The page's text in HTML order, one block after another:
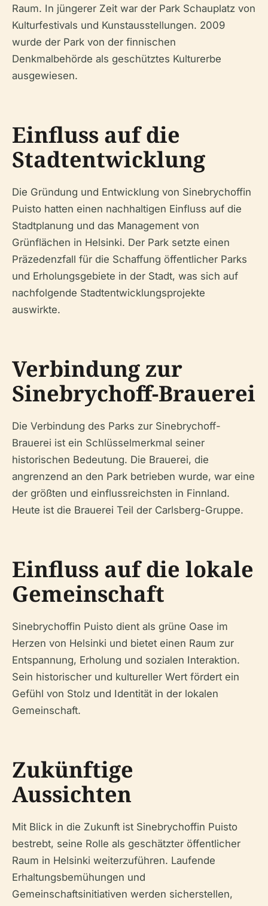
Raum. In jüngerer Zeit war der Park Schauplatz von
Kulturfestivals und Kunstausstellungen. 2009
wurde der Park von der finnischen
Denkmalbehörde als geschütztes Kulturerbe
ausgewiesen.
Einfluss auf die
Stadtentwicklung
Die Gründung und Entwicklung von Sinebrychoffin
Puisto hatten einen nachhaltigen Einfluss auf die
Stadtplanung und das Management von
Grünflächen in Helsinki. Der Park setzte einen
Präzedenzfall für die Schaffung öffentlicher Parks
und Erholungsgebiete in der Stadt, was sich auf
nachfolgende Stadtentwicklungsprojekte
auswirkte.
Verbindung zur
Sinebrychoff-Brauerei
Die Verbindung des Parks zur Sinebrychoff-
Brauerei ist ein Schlüsselmerkmal seiner
historischen Bedeutung. Die Brauerei, die
angrenzend an den Park betrieben wurde, war eine
der größten und einflussreichsten in Finnland.
Heute ist die Brauerei Teil der Carlsberg-Gruppe.
Einfluss auf die lokale
Gemeinschaft
Sinebrychoffin Puisto dient als grüne Oase im
Herzen von Helsinki und bietet einen Raum zur
Entspannung, Erholung und sozialen Interaktion.
Sein historischer und kultureller Wert fördert ein
Gefühl von Stolz und Identität in der lokalen
Gemeinschaft.
Zukünftige
Aussichten
Mit Blick in die Zukunft ist Sinebrychoffin Puisto
bestrebt, seine Rolle als geschätzter öffentlicher
Raum in Helsinki weiterzuführen. Laufende
Erhaltungsbemühungen und
Gemeinschaftsinitiativen werden sicherstellen,